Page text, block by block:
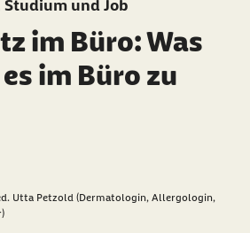
Studium und Job
im Büro: Was
im Büro zu
Utta Petzold (Dermatologin, Allergologin,